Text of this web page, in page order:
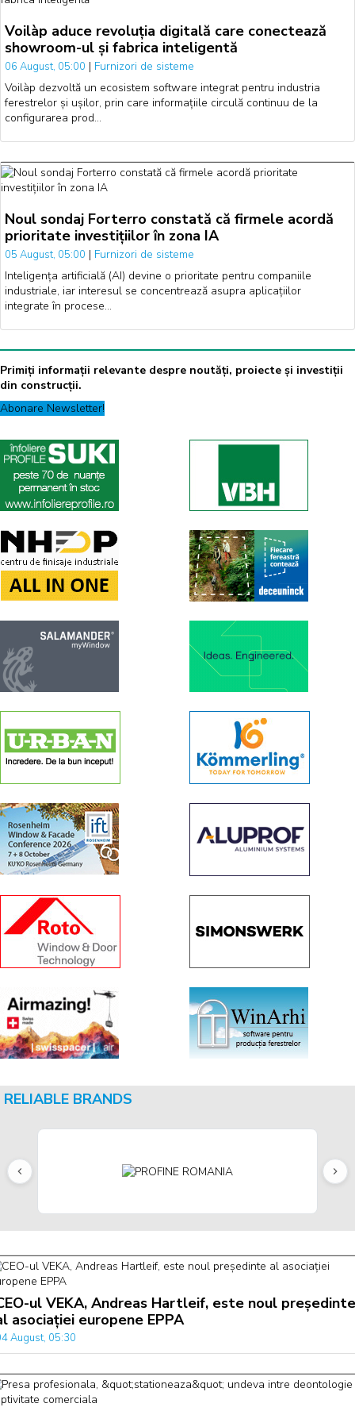
Voilàp aduce revoluția digitală care conectează
showroom-ul și fabrica inteligentă
06 August, 05:00 | Furnizori de sisteme
Voilàp dezvoltă un ecosistem software integrat pentru industria
ferestrelor și ușilor, prin care informațiile circulă continuu de la
configurarea prod…
Noul sondaj Forterro constată că firmele acordă
prioritate investițiilor în zona IA
05 August, 05:00 | Furnizori de sisteme
Inteligența artificială (AI) devine o prioritate pentru companiile
industriale, iar interesul se concentrează asupra aplicațiilor
integrate în procese…
Primiți informații relevante despre noutăți, proiecte și investiții
din construcții.
Abonare Newsletter!
RELIABLE BRANDS
ul VEKA, Andreas Hartleif, este noul președinte
asociației europene EPPA
August, 05:30